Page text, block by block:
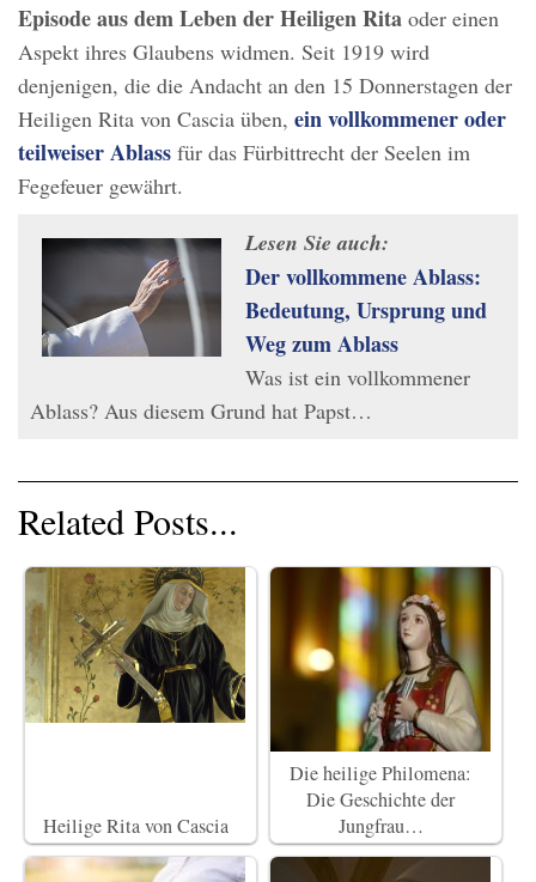
Episode aus dem Leben der Heiligen Rita oder einen
Aspekt ihres Glaubens widmen. Seit 1919 wird
denjenigen, die die Andacht an den 15 Donnerstagen der
Heiligen Rita von Cascia üben, ein vollkommener oder
teilweiser Ablass für das Fürbittrecht der Seelen im
Fegefeuer gewährt.
Lesen Sie auch:
Der vollkommene Ablass:
Bedeutung, Ursprung und
Weg zum Ablass
Was ist ein vollkommener
Ablass? Aus diesem Grund hat Papst…
Related Posts...
Heilige Rita von Cascia
Die heilige Philomena:
Die Geschichte der
Jungfrau…